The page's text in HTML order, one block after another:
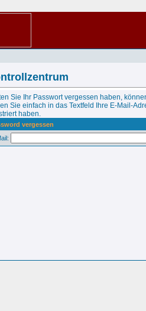
Sie Ihr Passwort vergessen haben,
Sie einfach in das Textfeld Ihre E-Mail-
haben.
vergessen